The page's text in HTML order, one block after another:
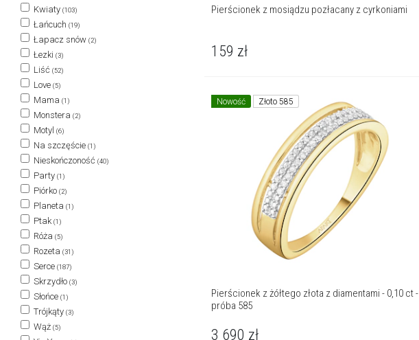
Kwiaty (103)
Łańcuch (19)
Łapacz snów (2)
Łezki (3)
Liść (52)
Love (5)
Mama (1)
Monstera (2)
Motyl (6)
Na szczęście (1)
Nieskończoność (40)
Party (1)
Piórko (2)
Planeta (1)
Ptak (1)
Róża (5)
Rozeta (31)
Serce (187)
Skrzydło (3)
Słońce (1)
Trójkąty (3)
Wąż (5)
Pierścionek z mosiądzu pozłacany z cyrkoniami
159 zł
Nowość Złoto 585
Pierścionek z żółtego złota z diamentami - 0,10 ct -
próba 585
3 690 zł